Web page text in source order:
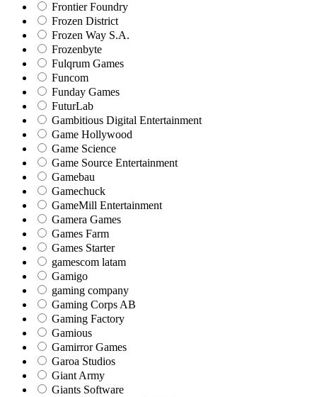
Frontier Foundry
Frozen District
Frozen Way S.A.
Frozenbyte
Fulqrum Games
Funcom
Funday Games
FuturLab
Gambitious Digital Entertainment
Game Hollywood
Game Science
Game Source Entertainment
Gamebau
Gamechuck
GameMill Entertainment
Gamera Games
Games Farm
Games Starter
gamescom latam
Gamigo
gaming company
Gaming Corps AB
Gaming Factory
Gamious
Gamirror Games
Garoa Studios
Giant Army
Giants Software